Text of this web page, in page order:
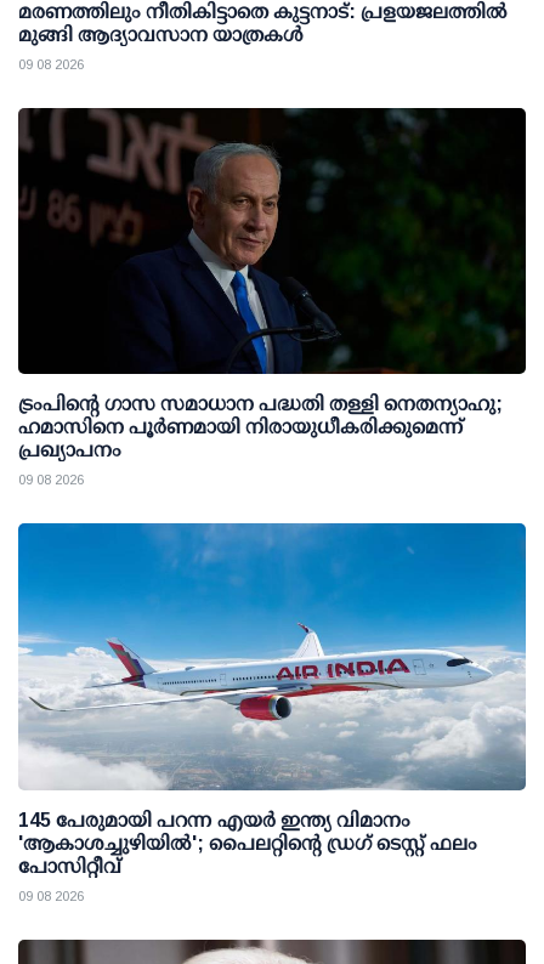
മരണത്തിലും നീതികിട്ടാതെ കുട്ടനാട്: പ്രളയജലത്തില്‍
മുങ്ങി ആദ്യാവസാന യാത്രകള്‍
09 08 2026
ട്രംപിന്റെ ഗാസ സമാധാന പദ്ധതി തള്ളി നെതന്യാഹു;
ഹമാസിനെ പൂര്‍ണമായി നിരായുധീകരിക്കുമെന്ന്
പ്രഖ്യാപനം
09 08 2026
145 പേരുമായി പറന്ന എയര്‍ ഇന്ത്യ വിമാനം
'ആകാശച്ചുഴിയില്‍'; പൈലറ്റിന്റെ ഡ്രഗ് ടെസ്റ്റ് ഫലം
പോസിറ്റീവ്
09 08 2026